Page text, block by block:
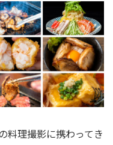
料理撮影に携わってき